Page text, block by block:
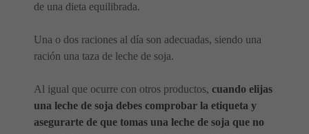
de una dieta equilibrada.
Una o dos raciones al día son adecuadas, siendo una
ración una taza de leche de soja.
Al igual que ocurre con otros productos, cuando elijas
una leche de soja debes comprobar la etiqueta y
asegurarte de que tomas una leche de soja que no